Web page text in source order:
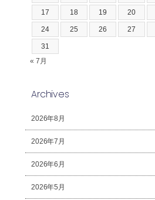
17 18 19 20
24 25 26 27
31
« 7月
Archives
2026年8月
2026年7月
2026年6月
2026年5月